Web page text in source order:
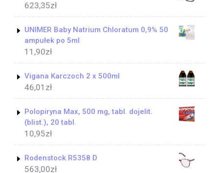
623,35zł
UNIMER Baby Natrium Chloratum 0,9% 50
ampułek po 5ml
11,90zł
Vigana Karczoch 2 x 500ml
46,01 zł
Polopiryna Max, 500 mg, tabl. dojelit.
(blist.), 20 tabl.
10,95zł
Rodenstock R5358 D
563,00zł